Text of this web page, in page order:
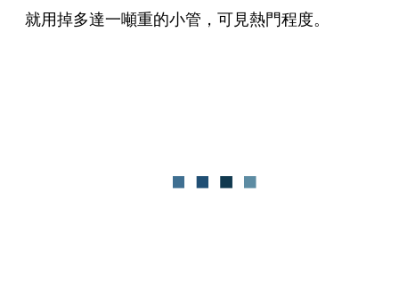
就用掉多達一噸重的小管，可見熱門程度。